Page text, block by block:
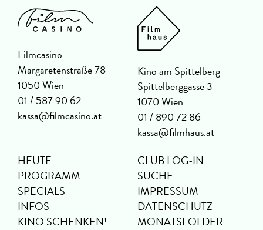
Filmcasino
Margaretenstraße 78
1050 Wien
01 / 587 90 62
kassa@filmcasino.at
Kino am Spittelberg
Spittelberggasse 3
1070 Wien
01 / 890 72 86
kassa@filmhaus.at
HEUTE
PROGRAMM
SPECIALS
INFOS
KINO SCHENKEN!
CLUB LOG-IN
SUCHE
IMPRESSUM
DATENSCHUTZ
MONATSFOLDER